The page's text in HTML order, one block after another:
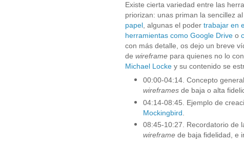
Existe cierta variedad entre las
priorizan: unas priman la sencillez al
papel , algunas el poder trabajar en
herramientas como Google Drive o
con más detalle, os dejo un breve
de wireframe para quienes no lo
Michael Locke y su contenido se
00:00-04:14. Concepto
wireframes de baja o alta
04:14-08:45. Ejemplo de
Mockingbird
08:45-10:27. Recordatorio de
wireframe de baja fidelidad, e